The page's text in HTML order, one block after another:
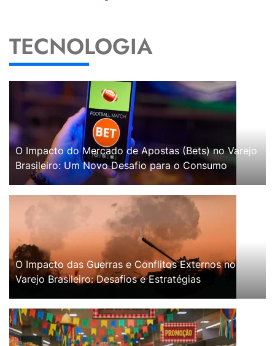
TECNOLOGIA
O Impacto do Mercado de Apostas (Bets) no Varejo
Brasileiro: Um Novo Desafio para o Consumo
O Impacto das Guerras e Conflitos Externos no
Varejo Brasileiro: Desafios e Estratégias